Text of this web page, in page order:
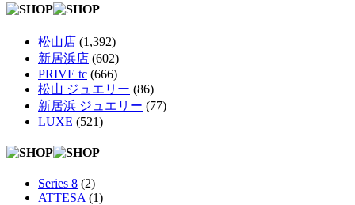
松山店 (1,392)
新居浜店 (602)
PRIVE tc (666)
松山 ジュエリー (86)
新居浜 ジュエリー (77)
LUXE (521)
Series 8 (2)
ATTESA (1)